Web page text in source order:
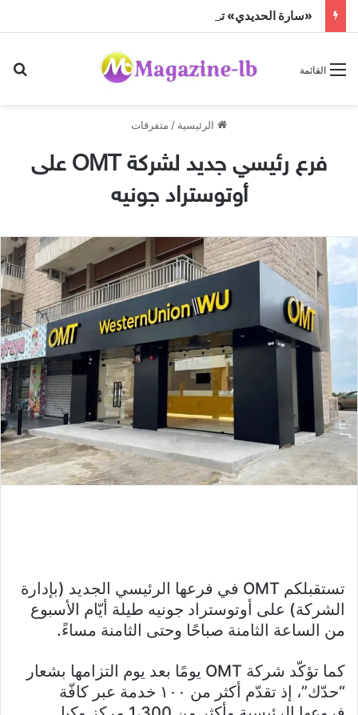
«سارة الحديدي» تواجه الجن زمباهولا على تياترو آفاق
القائمة
الرئيسية / متفرقات
فرع رئيسي جديد لشركة OMT على
أوتوستراد جونيه
تستقبلكم OMT في فرعها الرئيسي الجديد (بإدارة
الشركة) على أوتوستراد جونيه طيلة أيّام الأسبوع
من الساعة الثامنة صباحًا وحتى الثامنة مساءً.
كما تؤكّد شركة OMT يومًا بعد يوم التزامها بشعار
“حدّك”، إذ تقدّم أكثر من ١٠٠ خدمة عبر كافّة